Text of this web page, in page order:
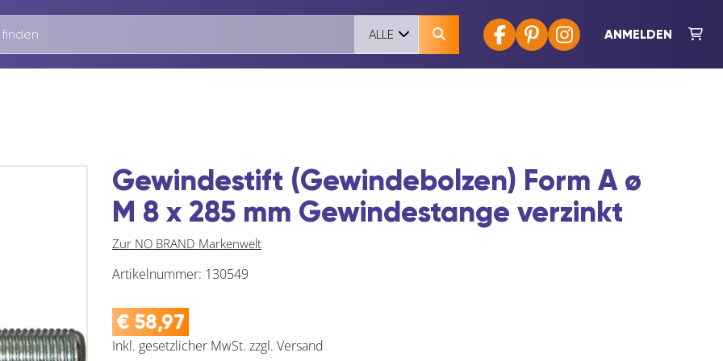
ANMELDEN
ALLE
Gewindestift (Gewindebolzen) Form A ø
M 8 x 285 mm Gewindestange verzinkt
Zur NO BRAND Markenwelt
Artikelnummer: 130549
€ 58,97
Inkl. gesetzlicher MwSt. zzgl. Versand